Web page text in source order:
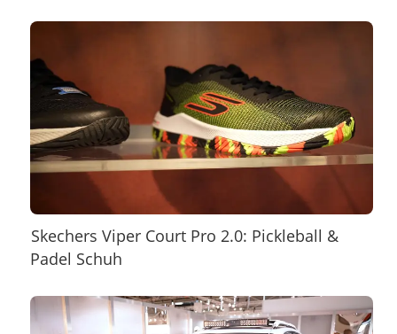
Skechers Viper Court Pro 2.0: Pickleball &
Padel Schuh